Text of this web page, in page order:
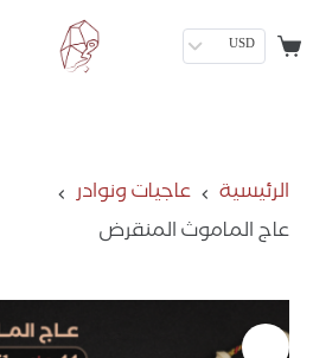
USD
الرئيسية
عاجيات ونوادر
عاج الماموث المنقرض